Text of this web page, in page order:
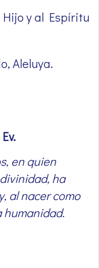
y al Espíritu
Aleluya.
en quien
ha
al nacer como
humanidad.